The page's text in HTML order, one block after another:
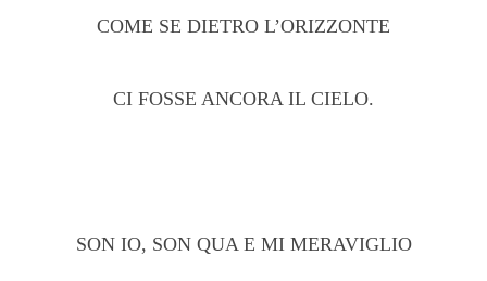
COME SE DIETRO L’ORIZZONTE
CI FOSSE ANCORA IL CIELO.
SON IO, SON QUA E MI MERAVIGLIO